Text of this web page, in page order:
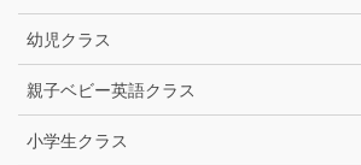
幼児クラス
親子ベビー英語クラス
小学生クラス